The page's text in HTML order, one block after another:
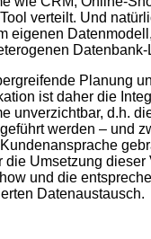
verteilt. Und
eigenen
Planung
ist daher die
unverzichtbar, d.h.
werden – und
die Umsetzung dieser
und die
Datenaustausch.